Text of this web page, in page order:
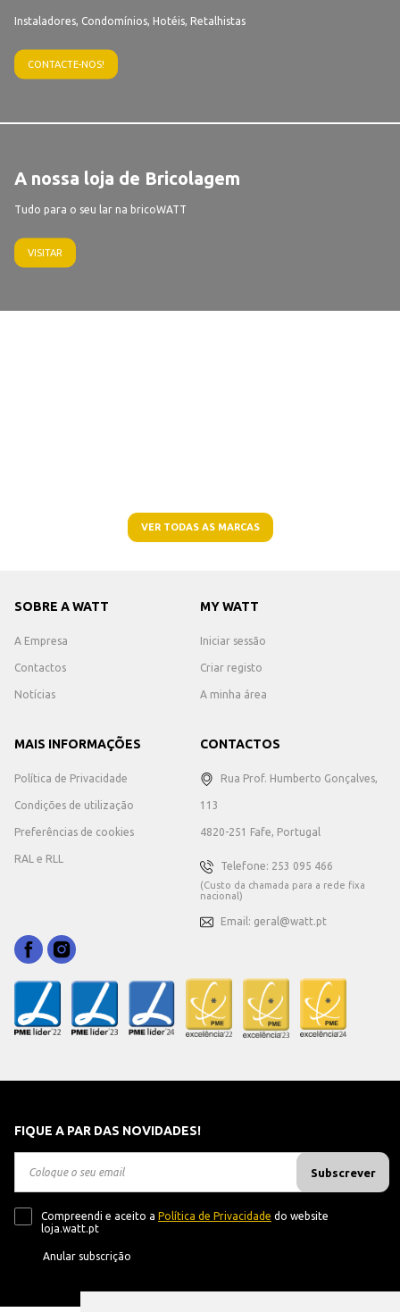
Instaladores, Condomínios, Hotéis, Retalhistas
CONTACTE-NOS!
A nossa loja de Bricolagem
Tudo para o seu lar na bricoWATT
VISITAR
VER TODAS AS MARCAS
SOBRE A WATT
A Empresa
Contactos
Notícias
MY WATT
Iniciar sessão
Criar registo
A minha área
MAIS INFORMAÇÕES
Política de Privacidade
Condições de utilização
Preferências de cookies
RAL e RLL
CONTACTOS
Rua Prof. Humberto Gonçalves,
113
4820-251 Fafe, Portugal
Telefone: 253 095 466
(Custo da chamada para a rede fixa
nacional)
Email: geral@watt.pt
FIQUE A PAR DAS NOVIDADES!
Subscrever
Compreendi e aceito a Política de Privacidade do website
loja.watt.pt
Anular subscrição